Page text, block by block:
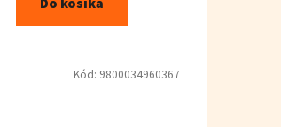
Kód: 9800034960367